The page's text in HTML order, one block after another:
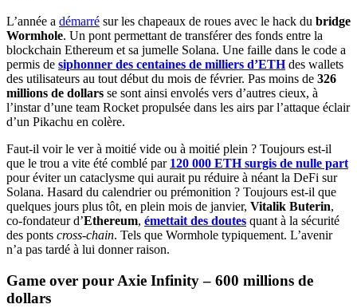
L’année a démarré sur les chapeaux de roues avec le hack du bridge
Wormhole. Un pont permettant de transférer des fonds entre la
blockchain Ethereum et sa jumelle Solana. Une faille dans le code a
permis de siphonner des centaines de milliers d’ETHdes wallets
des utilisateurs au tout début du mois de février. Pas moins de 326
millions de dollars se sont ainsi envolés vers d’autres cieux, à
l’instar d’une team Rocket propulsée dans les airs par l’attaque éclair
d’un Pikachu en colère.
Faut-il voir le ver à moitié vide ou à moitié plein ? Toujours est-il
que le trou a vite été comblé par 120 000 ETH surgis de nulle part
pour éviter un cataclysme qui aurait pu réduire à néant la DeFi sur
Solana. Hasard du calendrier ou prémonition ? Toujours est-il que
quelques jours plus tôt, en plein mois de janvier, Vitalik Buterin,
co-fondateur d’Ethereum, émettait des doutes quant à la sécurité
des ponts cross-chain. Tels que Wormhole typiquement. L’avenir
n’a pas tardé à lui donner raison.
Game over pour Axie Infinity – 600 millions de
dollars